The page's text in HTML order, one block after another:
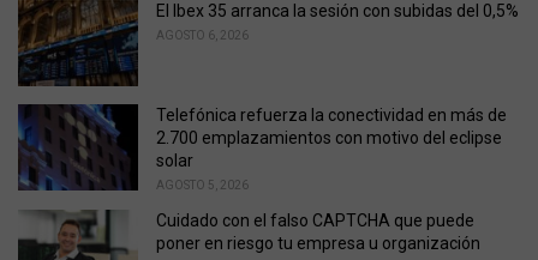
El Ibex 35 arranca la sesión con subidas del 0,5%
AGOSTO 6, 2026
Telefónica refuerza la conectividad en más de
2.700 emplazamientos con motivo del eclipse
solar
AGOSTO 5, 2026
Cuidado con el falso CAPTCHA que puede
poner en riesgo tu empresa u organización